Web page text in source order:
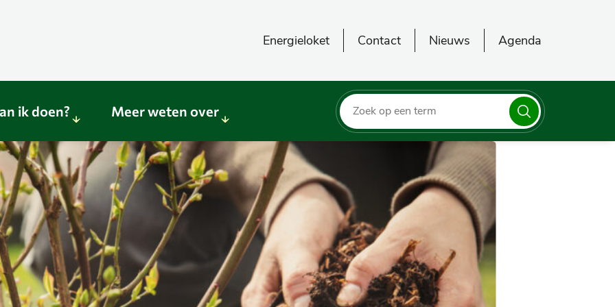
Energieloket Contact Nieuws Agenda
ik doen?
menu
Wat
kan
ik
doen?
Meer weten over
Meer
weten
Zoeken